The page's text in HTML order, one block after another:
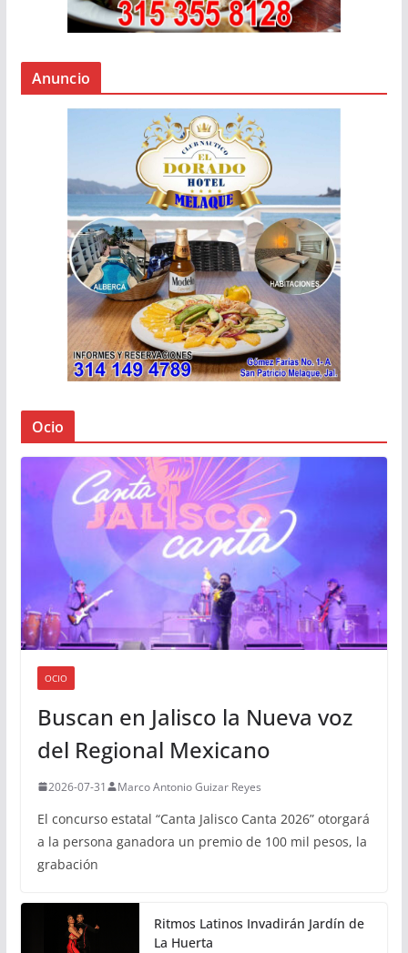
Anuncio
Ocio
OCIO
Buscan en Jalisco la Nueva voz
del Regional Mexicano
2026-07-31 Marco Antonio Guizar Reyes
El concurso estatal “Canta Jalisco Canta 2026” otorgará
a la persona ganadora un premio de 100 mil pesos, la
grabación
Ritmos Latinos Invadirán Jardín de
La Huerta